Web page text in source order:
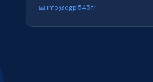
📧 info@cgpl545.fr